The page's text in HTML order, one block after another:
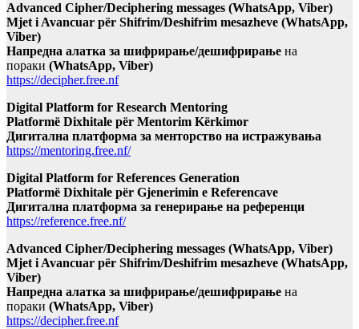
Advanced Cipher/Deciphering messages (WhatsApp, Viber)
Mjet i Avancuar për Shifrim/Deshifrim mesazheve (WhatsApp,
Viber)
Напредна алатка за шифрирање/дешифрирање на
пораки (WhatsApp, Viber)
https://decipher.free.nf
Digital Platform for Research Mentoring
Platformë Dixhitale për Mentorim Kërkimor
Дигитална платформа за менторство на истражувања
https://mentoring.free.nf/
Digital Platform for References Generation
Platformë Dixhitale për Gjenerimin e Referencave
Дигитална платформа за генерирање на референци
https://reference.free.nf/
Advanced Cipher/Deciphering messages (WhatsApp, Viber)
Mjet i Avancuar për Shifrim/Deshifrim mesazheve (WhatsApp,
Viber)
Напредна алатка за шифрирање/дешифрирање на
пораки (WhatsApp, Viber)
https://decipher.free.nf